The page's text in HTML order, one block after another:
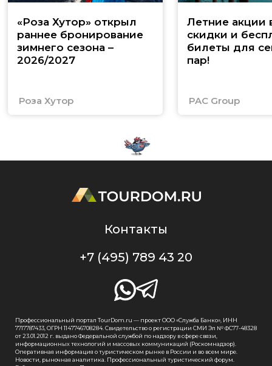
«Роза Хутор» открыл
раннее бронирование
зимнего сезона –
2026/2027
Роза Хутор
Летние акции
скидки и
билеты для
пар!
PAC Group
Контакты
+7 (495) 789 43 20
Профессиональный портал TourDom.ru — проект ООО «Служба Банко», ИНН
7717787433, ОГРН 1147746708284. Свидетельство о регистрации СМИ Эл № ФС77-48328
от 23.01.2012 г. выдано Федеральной службой по надзору в сфере связи,
информационных технологий и массовых коммуникаций (Роскомнадзор).
Оперативная информация о туристическом рынке в России и во всем мире.
Новости, рыночная аналитика. Профессиональный туристический форум.